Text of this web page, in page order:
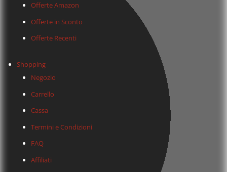
Offerte Amazon
Offerte in Sconto
Offerte Recenti
Shopping
Negozio
Carrello
Cassa
Termini e Condizioni
FAQ
Affiliati